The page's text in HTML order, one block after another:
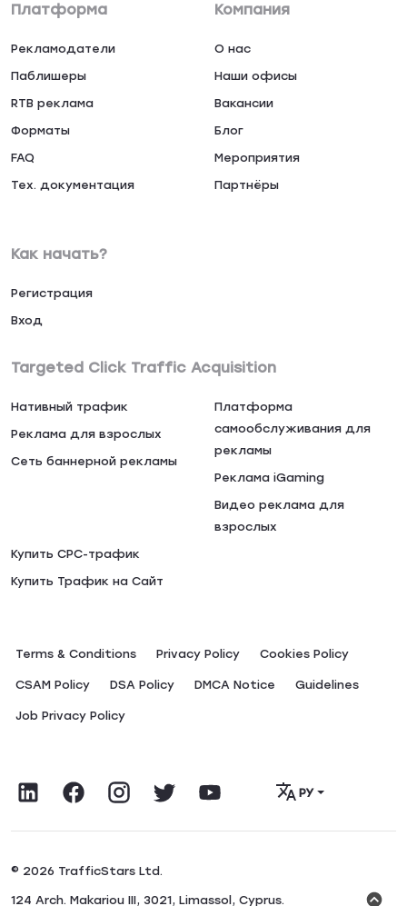
Платформа
Рекламодатели
Паблишеры
RTB реклама
Форматы
FAQ
Тех. документация
Компания
О нас
Наши офисы
Вакансии
Блог
Мероприятия
Партнёры
Как начать?
Регистрация
Вход
Targeted Click Traffic Acquisition
Нативный трафик
Реклама для взрослых
Сеть баннерной рекламы
Платформа
самообслуживания для
рекламы
Реклама iGaming
Видео реклама для
взрослых
Купить CPC-трафик
Купить Трафик на Сайт
Terms & Conditions Privacy Policy Сookies Policy
CSAM Policy DSA Policy DMCA Notice Guidelines
Job Privacy Policy
РУ
© 2026 TrafficStars Ltd.
124 Arch. Makariou III, 3021, Limassol, Cyprus.